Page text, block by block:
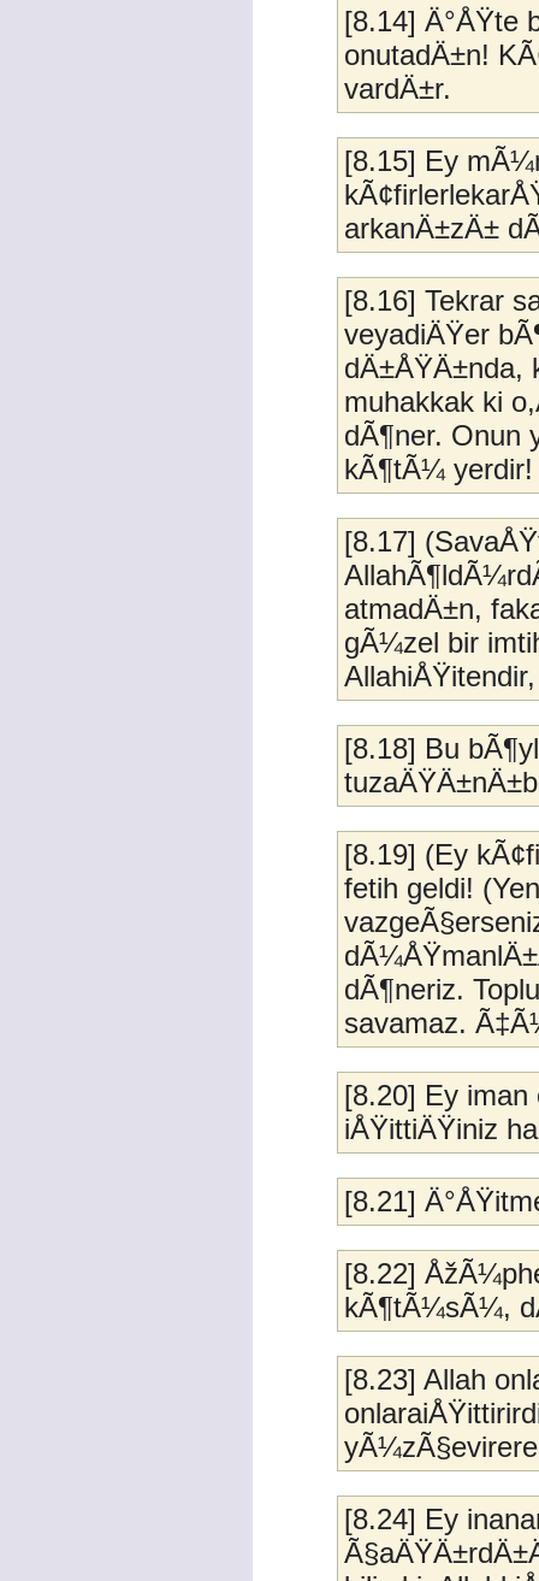
[8.14] Ä°ÅŸte
onutadÄ±n!
vardÄ±r.
[8.15] Ey
arkanÄ±zÄ±
[8.16] Tekrar
veyadiÄŸer
dÄ±ÅŸÄ±nda,
muhakkak ki
dÃ¶ner. Onun
kÃ¶tÃ¼ yerdir!
[8.17]
atmadÄ±n,
gÃ¼zel bir
[8.18] Bu
[8.19] (Ey
fetih geldi!
dÃ¶neriz.
savamaz.
[8.20] Ey
iÅŸittiÄŸiniz
[8.21]
[8.22]
kÃ¶tÃ¼sÃ¼,
[8.23] Allah
[8.24] Ey